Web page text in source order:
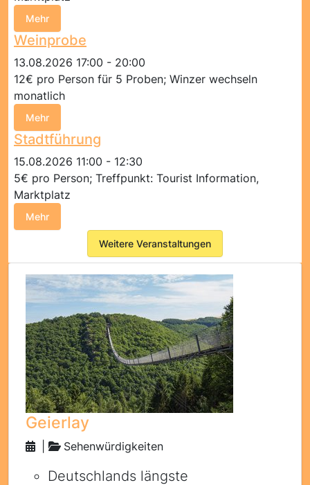
Mehr
Weinprobe
13.08.2026 17:00 - 20:00
12€ pro Person für 5 Proben; Winzer wechseln
monatlich
Mehr
Stadtführung
15.08.2026 11:00 - 12:30
5€ pro Person; Treffpunkt: Tourist Information,
Marktplatz
Mehr
Weitere Veranstaltungen
Geierlay
Sehenwürdigkeiten
Deutschlands längste